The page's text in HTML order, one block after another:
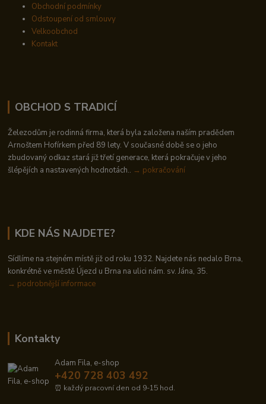
Obchodní podmínky
Odstoupení od smlouvy
Velkoobchod
Kontakt
OBCHOD S TRADICÍ
Železodům je rodinná firma, která byla založena naším pradědem
Arnoštem Hofírkem před 89 lety. V současné době se o jeho
zbudovaný odkaz stará již třetí generace, která pokračuje v jeho
šlépějích a nastavených hodnotách.. → pokračování
KDE NÁS NAJDETE?
Sídlíme na stejném místě již od roku 1932. Najdete nás nedalo Brna,
konkrétně ve městě Újezd u Brna na ulici nám. sv. Jána, 35.
→ podrobnější informace
Kontakty
Adam Fila, e-shop
+420 728 403 492
⏰ každý pracovní den od 9-15 hod.